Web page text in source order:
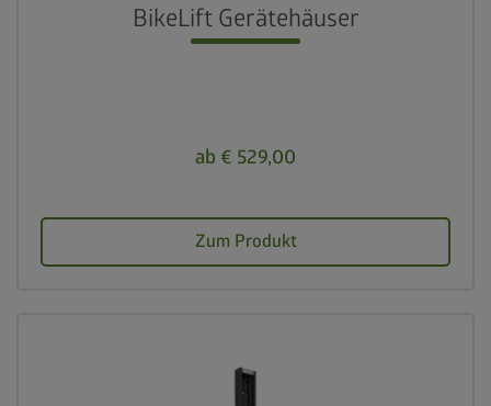
BikeLift Gerätehäuser
ab € 529,00
Zum Produkt